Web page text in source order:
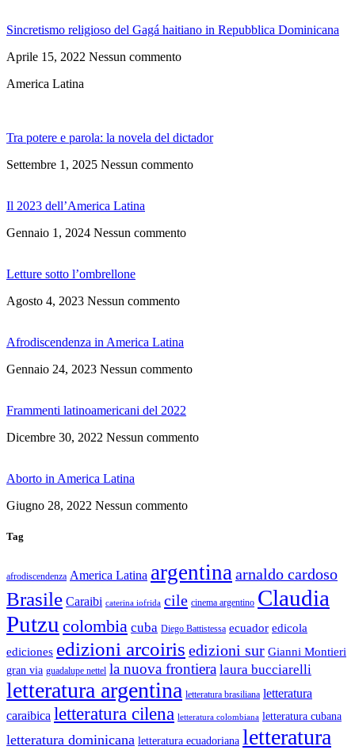
Sincretismo religioso del Gagá haitiano in Repubblica Dominicana
Aprile 15, 2022 Nessun commento
America Latina
Tra potere e parola: la novela del dictador
Settembre 1, 2025 Nessun commento
Il 2023 dell’America Latina
Gennaio 1, 2024 Nessun commento
Letture sotto l’ombrellone
Agosto 4, 2023 Nessun commento
Afrodiscendenza in America Latina
Gennaio 24, 2023 Nessun commento
Frammenti latinoamericani del 2022
Dicembre 30, 2022 Nessun commento
Aborto in America Latina
Giugno 28, 2022 Nessun commento
Tag
afrodiscendenza America Latina argentina arnaldo cardoso
Brasile Caraibi caterina iofrida cile cinema argentino Claudia
Putzu colombia cuba Diego Battistessa ecuador edicola
ediciones edizioni arcoiris edizioni sur Gianni Montieri
gran via guadalupe nettel la nuova frontiera laura bucciarelli
letteratura argentina letteratura brasiliana letteratura
caraibica letteratura cilena letteratura colombiana letteratura cubana
letteratura dominicana letteratura ecuadoriana letteratura